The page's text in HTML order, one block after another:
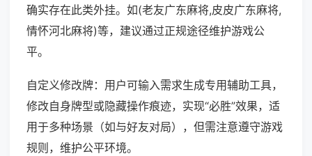
确实存在此类外挂。如(老友广东麻将,皮皮广东麻将,
情怀河北麻将)等，建议通过正规途径维护游戏公
平。
自定义修改牌：用户可输入需求生成专用辅助工具，
修改自身牌型或隐藏操作痕迹，实现“必胜”效果，适
用于多种场景（如与好友对局），但需注意遵守游戏
规则，维护公平环境。